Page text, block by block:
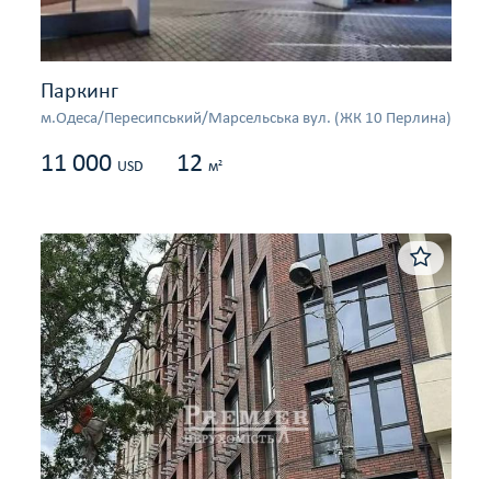
Паркинг
м.Одеса/Пересипський/Марсельська вул. (ЖК 10 Перлина)
11 000 USD 12 м2